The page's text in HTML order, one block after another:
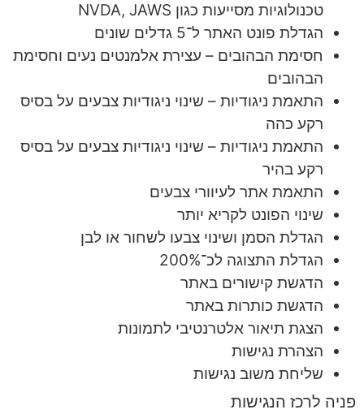
טכנולוגיות מסייעות כגון NVDA, JAWS
הגדלת פונט האתר ל־5 גדלים שונים
חסימת הבהובים – עצירת אלמנטים נעים וחסימת
הבהובים
התאמת ניגודיות – שינוי ניגודיות צבעים על בסיס
רקע כהה
התאמת ניגודיות – שינוי ניגודיות צבעים על בסיס
רקע בהיר
התאמת אתר לעיוורי צבעים
שינוי הפונט לקריא יותר
הגדלת הסמן ושינוי צבעו לשחור או לבן
הגדלת התצוגה לכ־200%
הדגשת קישורים באתר
הדגשת כותרות באתר
הצגת תיאור אלטרנטיבי לתמונות
הצהרת נגישות
שליחת משוב נגישות
פניה לרכז הנגישות